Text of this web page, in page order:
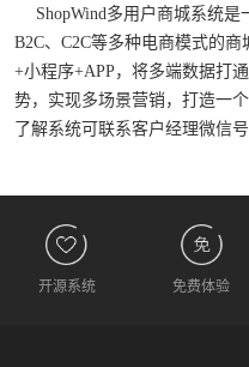
ShopWind多用户商城系统是
B2C、C2C等多种电商模式的
+小程序+APP，将多端数据打
势，实现多场景营销，打造一
了解系统可联系客户经理微信号
开源系统 免费体验